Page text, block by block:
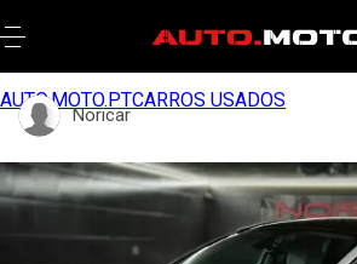
AUTO.MOTO.PTCARROS USADOS
Noricar